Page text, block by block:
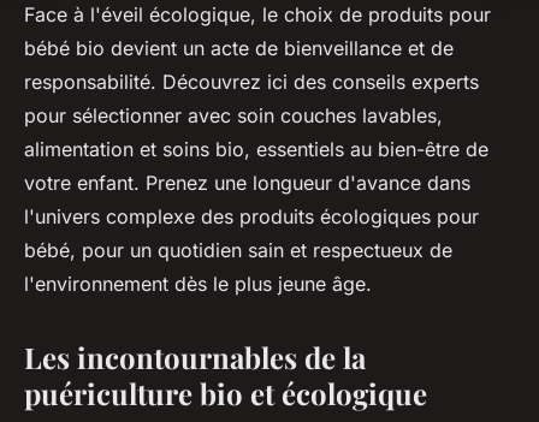
Face à l'éveil écologique, le choix de produits pour
bébé bio devient un acte de bienveillance et de
responsabilité. Découvrez ici des conseils experts
pour sélectionner avec soin couches lavables,
alimentation et soins bio, essentiels au bien-être de
votre enfant. Prenez une longueur d'avance dans
l'univers complexe des produits écologiques pour
bébé, pour un quotidien sain et respectueux de
l'environnement dès le plus jeune âge.
Les incontournables de la
puériculture bio et écologique